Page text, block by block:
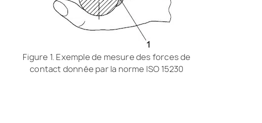
Figure 1. Exemple de mesure des forces de
contact donnée par la norme ISO 15230